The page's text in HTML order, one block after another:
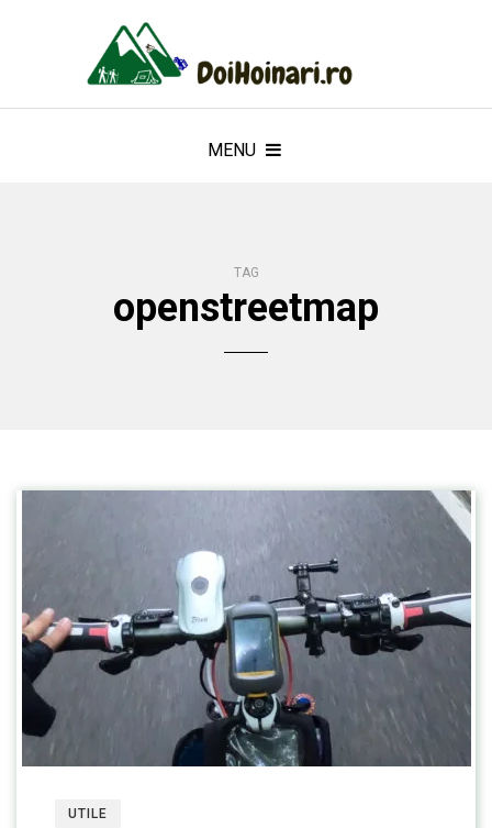
MENU
TAG
openstreetmap
UTILE